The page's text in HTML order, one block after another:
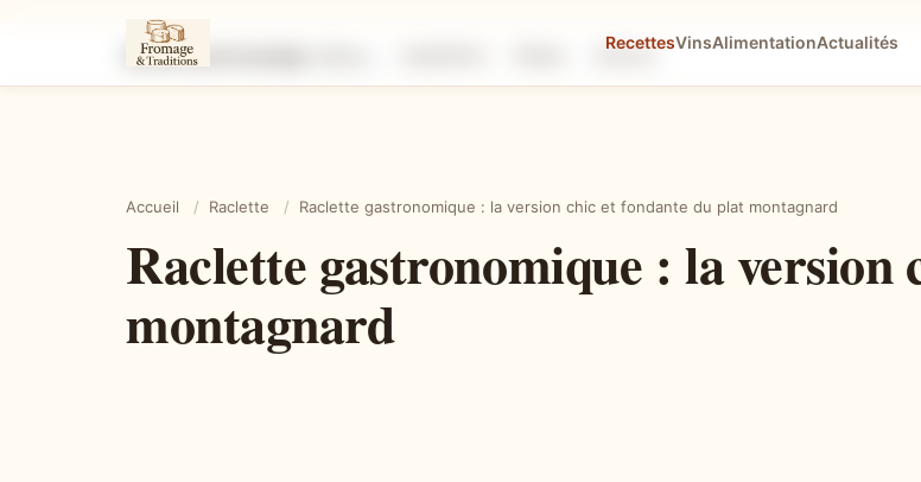
RecettesVinsAlimentationActualités
Astuces
Accueil / Raclette / Raclette gastronomique : la version chic et fondante du plat montagnard
Raclette gastronomique : la
montagnard